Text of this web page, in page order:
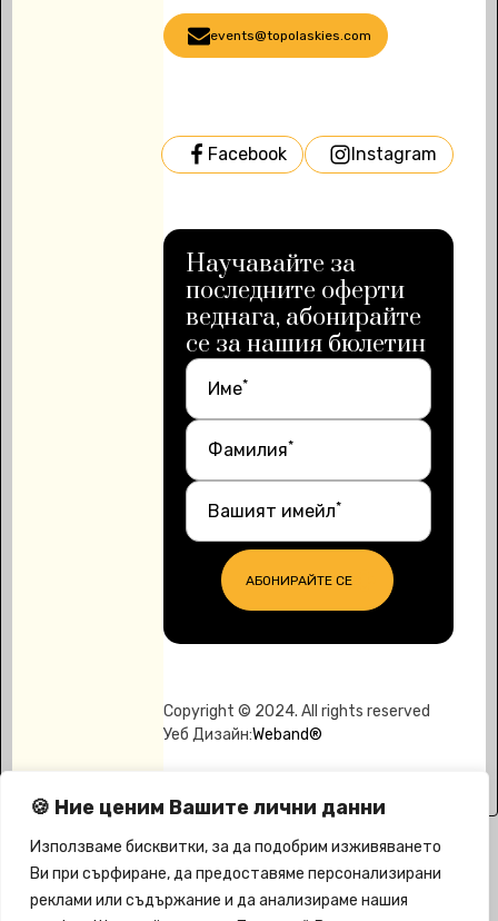
🍪 Ние ценим Вашите лични данни
Използваме бисквитки, за да подобрим изживяването
Ви при сърфиране, да предоставяме персонализирани
реклами или съдържание и да анализираме нашия
events@topolaskies.com
Facebook Instagram
Научавайте за
последните оферти
веднага, абонирайте
се за нашия бюлетин
Име*
Фамилия*
Вашият имейл*
АБОНИРАЙТЕ СЕ
Copyright © 2024. All rights reserved
Уеб Дизайн:Weband®